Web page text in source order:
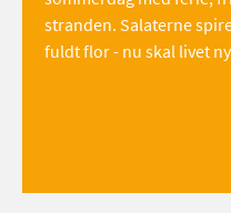
stranden. Salaterne
fuldt flor - nu skal livet